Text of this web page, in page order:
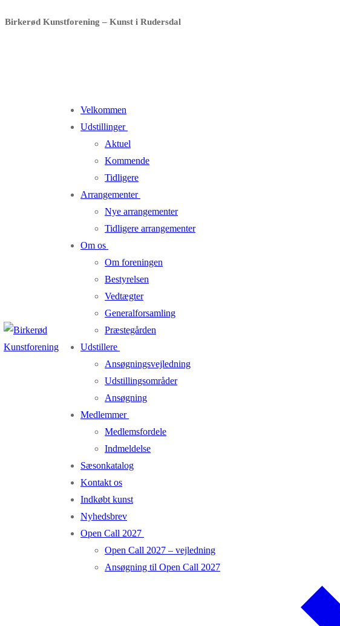
Birkerød Kunstforening – Kunst i Rudersdal
Velkommen
Udstillinger
Aktuel
Kommende
Tidligere
Arrangementer
Nye arrangementer
Tidligere arrangementer
Om os
Om foreningen
Bestyrelsen
Vedtægter
Generalforsamling
Præstegården
Udstillere
Ansøgningsvejledning
Udstillingsområder
Ansøgning
Medlemmer
Medlemsfordele
Indmeldelse
Sæsonkatalog
Kontakt os
Indkøbt kunst
Nyhedsbrev
Open Call 2027
Open Call 2027 – vejledning
Ansøgning til Open Call 2027